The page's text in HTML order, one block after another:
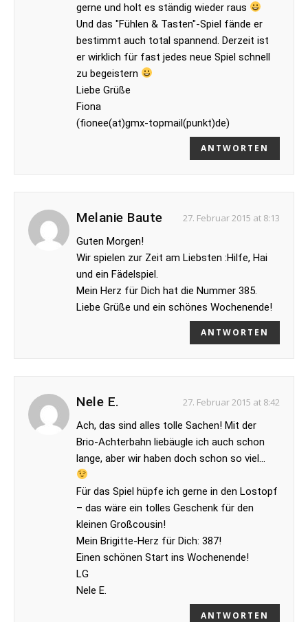
gerne und holt es ständig wieder raus
Und das "Fühlen & Tasten"-Spiel fände er
bestimmt auch total spannend. Derzeit ist
er wirklich für fast jedes neue Spiel schnell
zu begeistern
Liebe Grüße
Fiona
(fionee(at)gmx-topmail(punkt)de)
ANTWORTEN
Melanie Baute
27. Februar 2015 at 8:13
Guten Morgen!
Wir spielen zur Zeit am Liebsten :Hilfe, Hai
und ein Fädelspiel.
Mein Herz für Dich hat die Nummer 385.
Liebe Grüße und ein schönes Wochenende!
ANTWORTEN
Nele E.
27. Februar 2015 at 8:42
Ach, das sind alles tolle Sachen! Mit der
Brio-Achterbahn liebäugle ich auch schon
lange, aber wir haben doch schon so viel…
Für das Spiel hüpfe ich gerne in den Lostopf
– das wäre ein tolles Geschenk für den
kleinen Großcousin!
Mein Brigitte-Herz für Dich: 387!
Einen schönen Start ins Wochenende!
LG
Nele E.
ANTWORTEN